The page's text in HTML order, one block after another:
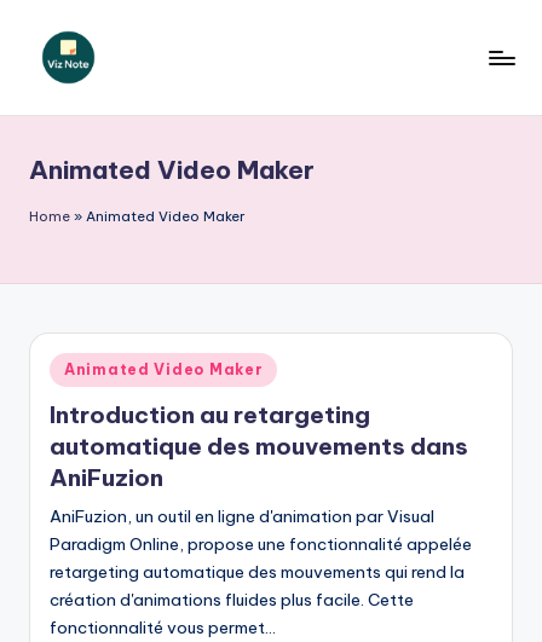
N
o
F
r
e
n
c
h
-
A
Animated Video Maker
Home » Animated Video Maker
Posted
in
Animated Video Maker
Introduction au retargeting
automatique des mouvements dans
AniFuzion
AniFuzion, un outil en ligne d'animation par Visual
Paradigm Online, propose une fonctionnalité appelée
retargeting automatique des mouvements qui rend la
création d'animations fluides plus facile. Cette
fonctionnalité vous permet…